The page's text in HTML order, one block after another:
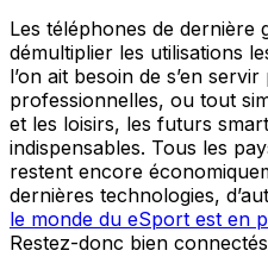
Les téléphones de dernière
démultiplier les utilisations
l’on ait besoin de s’en
professionnelles, ou tout
et les loisirs, les futurs
indispensables. Tous les
restent encore
dernières technologies,
le monde du eSport est en
Restez-donc bien